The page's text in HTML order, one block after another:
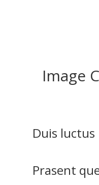
Image
Duis luctus
Prasent